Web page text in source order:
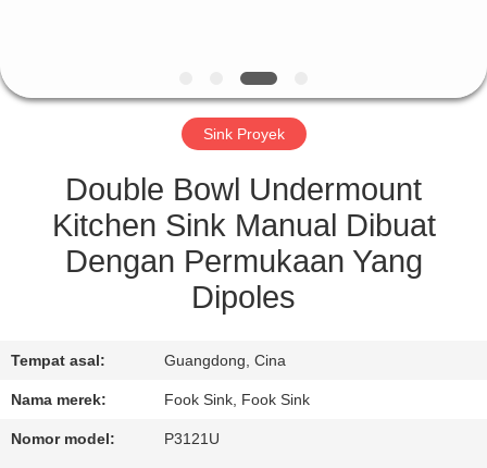
HUBUNGI
KAMI
PERMINTAAN
PENAWARAN
SITEMAP
PRIVACY
POLICY
Sink Proyek
Double Bowl Undermount
Kitchen Sink Manual Dibuat
Dengan Permukaan Yang
Dipoles
Tempat asal: Guangdong, Cina
Nama merek: Fook Sink, Fook Sink
Nomor model: P3121U